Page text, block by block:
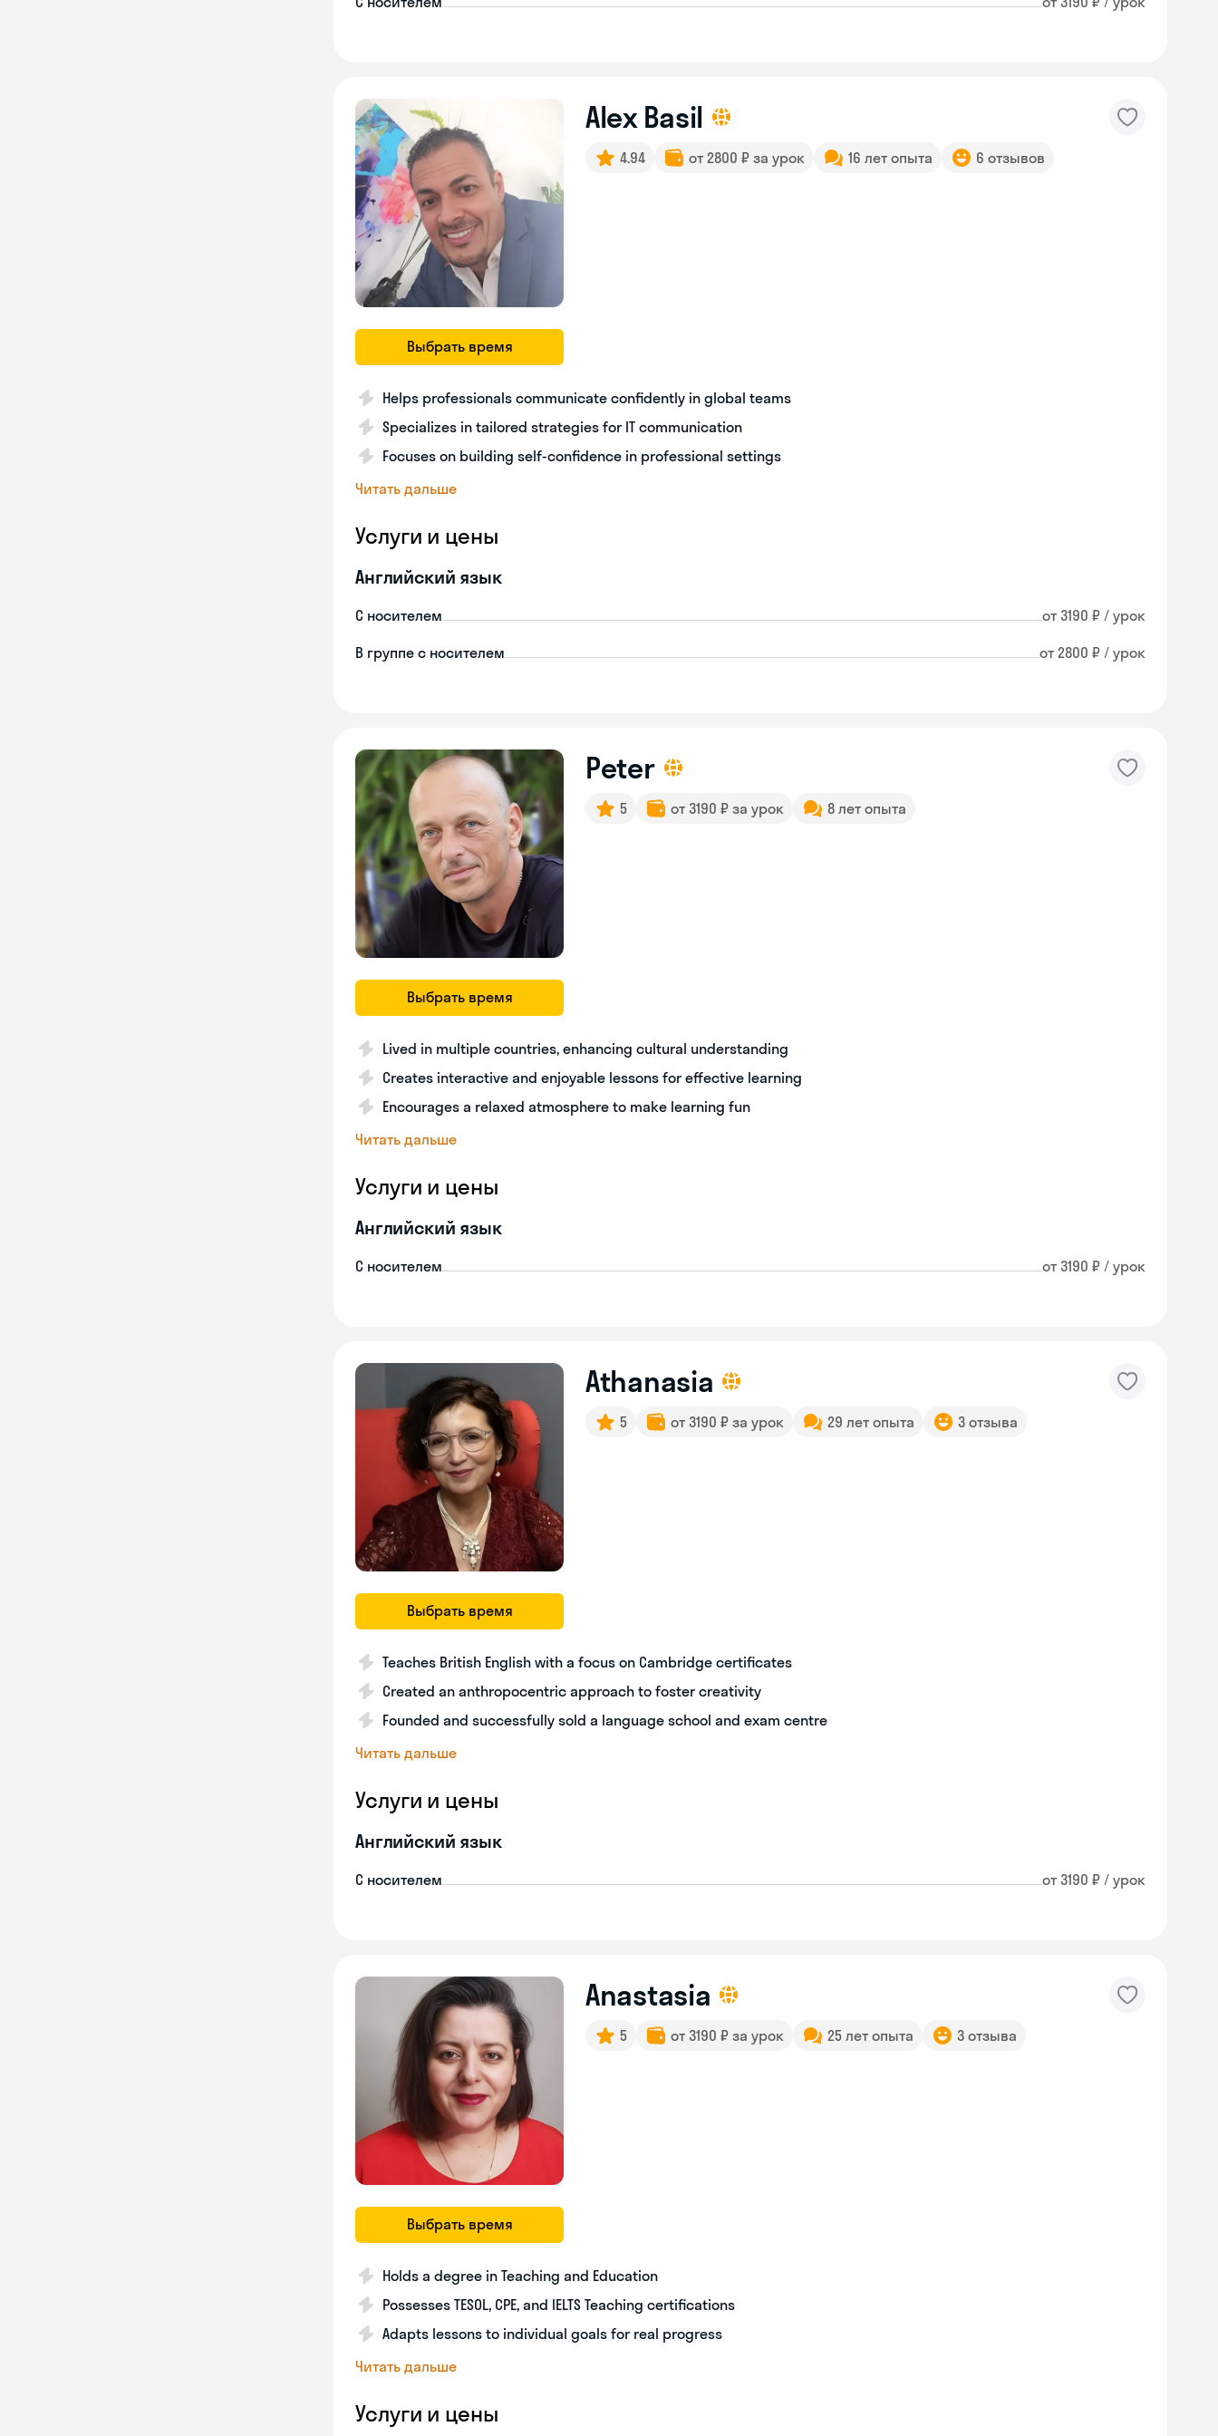
Выбрать время
Alex Basil
4.94 от 2800 ₽ за урок 16 лет опыта 6 отзывов
Helps professionals communicate confidently in global teams
Specializes in tailored strategies for IT communication
Focuses on building self-confidence in professional settings
Читать дальше
Услуги и цены
Английский язык
С носителем от 3190 ₽ / урок
В группе с носителем от 2800 ₽ / урок
Выбрать время
Peter
5 от 3190 ₽ за урок 8 лет опыта
Lived in multiple countries, enhancing cultural understanding
Creates interactive and enjoyable lessons for effective learning
Encourages a relaxed atmosphere to make learning fun
Читать дальше
Услуги и цены
Английский язык
С носителем от 3190 ₽ / урок
Выбрать время
Athanasia
5 от 3190 ₽ за урок 29 лет опыта 3 отзыва
Teaches British English with a focus on Cambridge certificates
Created an anthropocentric approach to foster creativity
Founded and successfully sold a language school and exam centre
Читать дальше
Услуги и цены
Английский язык
С носителем от 3190 ₽ / урок
Выбрать время
Anastasia
5 от 3190 ₽ за урок 25 лет опыта 3 отзыва
Holds a degree in Teaching and Education
Possesses TESOL, CPE, and IELTS Teaching certifications
Adapts lessons to individual goals for real progress
Читать дальше
Услуги и цены